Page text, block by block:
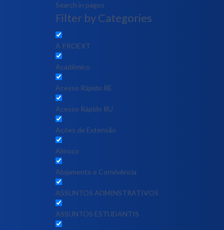
Search in pages
Filter by Categories
A PROEXT
Acadêmico
Acesso Rápido RE
Acesso Rápido RU
Ações de Extensão
Almoço
Alojamento e Convivência
ASSUNTOS ADMINSTRATIVOS
ASSUNTOS ESTUDANTIS